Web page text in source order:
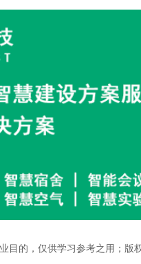
目的，仅供学习参考之用；